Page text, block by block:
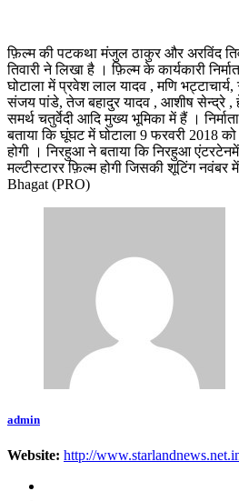
फ़िल्म की पटकथा मंजुल ठाकुर और अरविंद
तिवारी ने लिखा है । फ़िल्म के कार्यकारी
घोटाला में प्रवेश लाल यादव , मणि
संजय पांडे, तेज बहादुर यादव , आशीष सेन्द्रे ,
समर्थ चतुर्वेदी आदि मुख्य भूमिका में हैं ।
बताया कि घूंघट में घोटाला 9 फरवरी 2018
होगी । निरहुआ ने बताया कि निरहुआ
मल्टीस्टारर फ़िल्म होगी जिसकी शूटिंग
Bhagat (PRO)
admin
Website: http://